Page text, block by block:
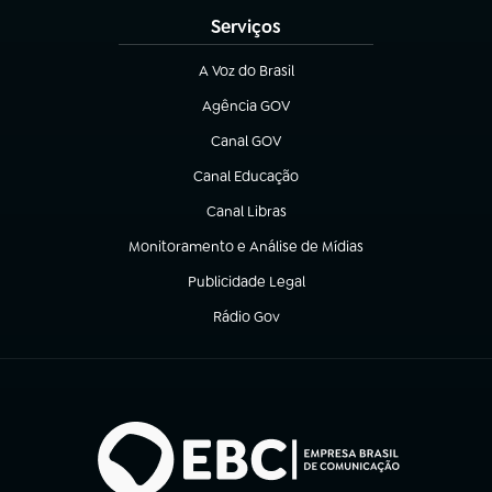
Serviços
A Voz do Brasil
(abre em nova aba)
Agência GOV
(abre em nova aba)
Canal GOV
(abre em nova aba)
Canal Educação
(abre em nova aba)
Canal Libras
(abre em nova aba)
Monitoramento e Análise de Mídias
(abre em nova aba)
Publicidade Legal
(abre em nova aba)
Rádio Gov
(abre em nova aba)